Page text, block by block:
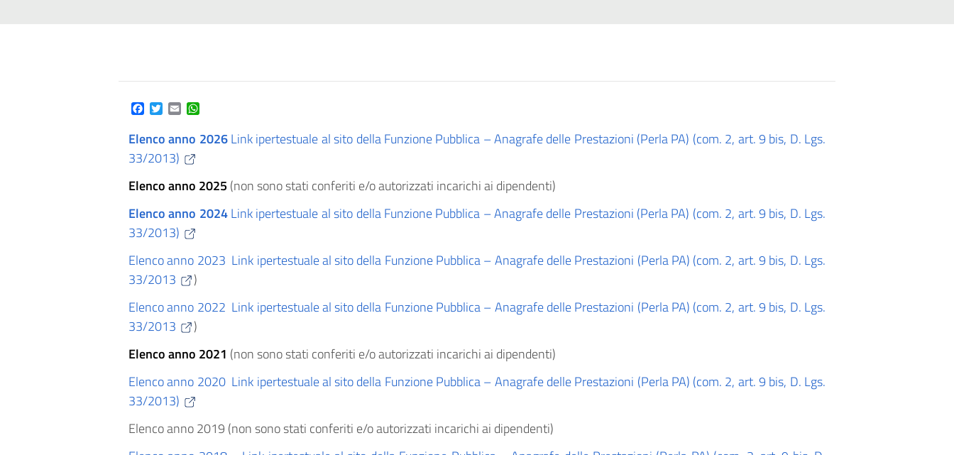
Facebook
Twitter
Email
Elenco anno 2026Link ipertestuale al sito della Funzione Pubblica – Anagrafe delle Prestazioni (Perla PA) (com. 2, art. 9 bis, D. Lgs.
33/2013)
Elenco anno 2025 (non sono stati conferiti e/o autorizzati incarichi ai dipendenti)
Elenco anno 2024Link ipertestuale al sito della Funzione Pubblica – Anagrafe delle Prestazioni (Perla PA) (com. 2, art. 9 bis, D. Lgs.
33/2013)
Elenco anno 2023 Link ipertestuale al sito della Funzione Pubblica – Anagrafe delle Prestazioni (Perla PA) (com. 2, art. 9 bis, D. Lgs.
33/2013
)
Elenco anno 2022 Link ipertestuale al sito della Funzione Pubblica – Anagrafe delle Prestazioni (Perla PA) (com. 2, art. 9 bis, D. Lgs.
33/2013
)
Elenco anno 2021 (non sono stati conferiti e/o autorizzati incarichi ai dipendenti)
Elenco anno 2020 Link ipertestuale al sito della Funzione Pubblica – Anagrafe delle Prestazioni (Perla PA) (com. 2, art. 9 bis, D. Lgs.
33/2013)
Elenco anno 2019 (non sono stati conferiti e/o autorizzati incarichi ai dipendenti)